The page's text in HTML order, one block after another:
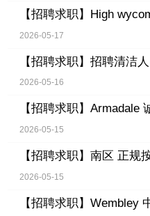
【招聘求职】 High
2026-05-17
【招聘求职】 招聘清洁
2026-05-16
【招聘求职】 Armadale
2026-05-15
【招聘求职】 南区 正规
2026-05-15
【招聘求职】 Wembley